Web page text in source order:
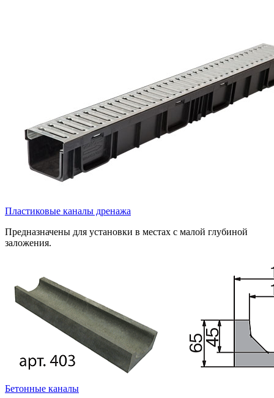
Пластиковые каналы дренажа
Предназначены для установки в местах с малой глубиной
заложения.
Бетонные каналы